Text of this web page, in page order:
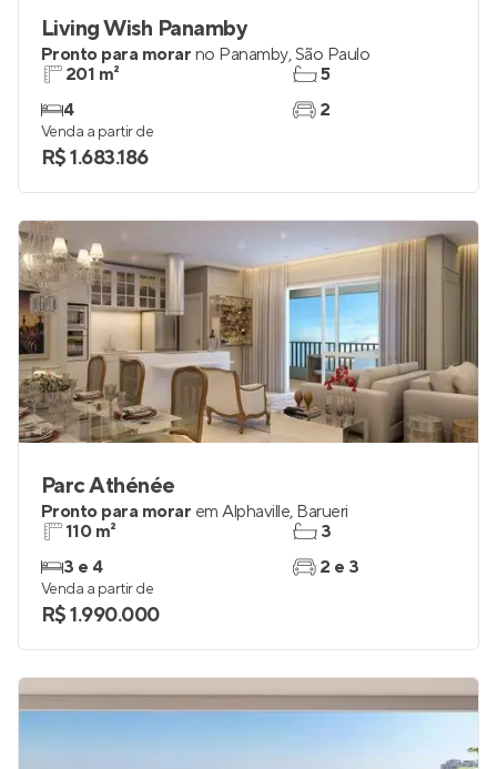
Living Wish Panamby
Pronto para morar no Panamby,São Paulo
201 m²
4
5
2
Venda a partir de
R$ 1.683.186
Parc Athénée
Pronto para morar em Alphaville, Barueri
110 m²
3 e 4
3
2 e 3
Venda a partir de
R$ 1.990.000